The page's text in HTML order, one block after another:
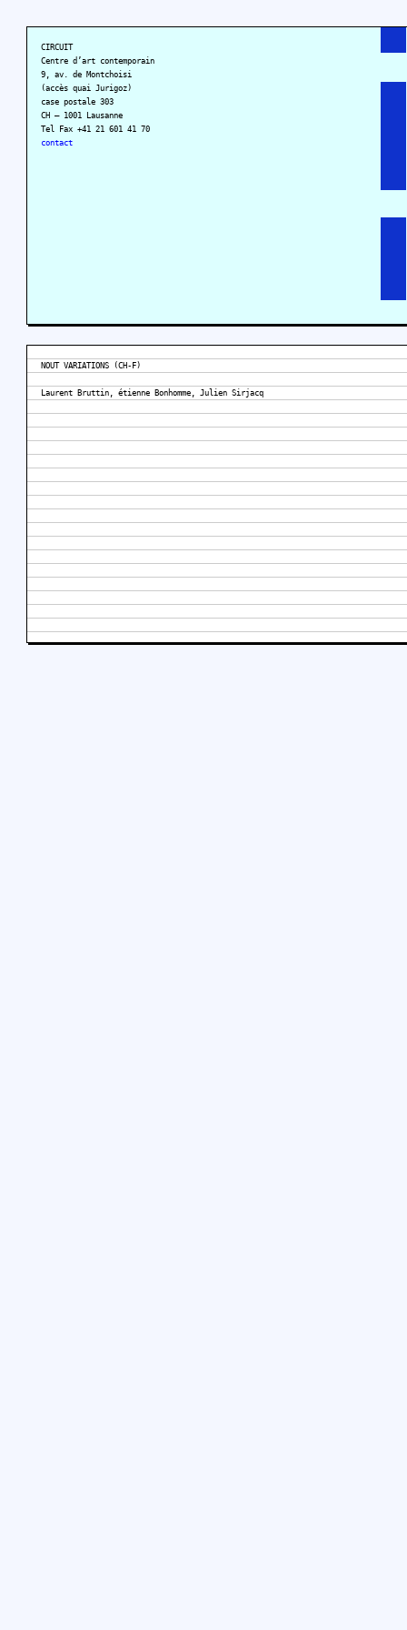
CIRCUIT
Centre d’art contemporain
9, av. de Montchoisi
(accès quai Jurigoz)
case postale 303
CH – 1001 Lausanne
Tel Fax +41 21 601 41 70
contact
NOUT VARIATIONS (CH-F)
Laurent Bruttin, étienne Bonhomme, Julien Sirjacq